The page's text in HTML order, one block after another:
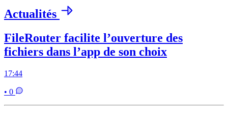
Actualités
FileRouter facilite l’ouverture des
fichiers dans l’app de son choix
17:44
• 0